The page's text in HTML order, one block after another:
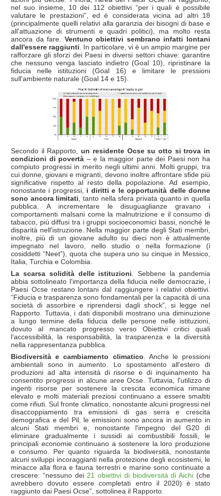
nel suo insieme, 10 dei 112 obiettivi “per i quali è possibile
valutare le prestazioni”, ed è considerata vicina ad altri 18
(principalmente quelli relativi alla garanzia dei bisogni di base e
all'attuazione di strumenti e quadri politici), ma molto resta
ancora da fare. Ventuno obiettivi sembrano infatti lontani
dall'essere raggiunti . In particolare, vi è un ampio margine per
rafforzare gli sforzi dei Paesi in diversi settori chiave: garantire
che nessuno venga lasciato indietro (Goal 10), ripristinare la
fiducia nelle istituzioni (Goal 16) e limitare le pressioni
sull'ambiente naturale (Goal 14 e 15).
Secondo il Rapporto,un residente Ocse su otto si trova in
condizioni di povertà – e la maggior parte dei Paesi non ha
compiuto progressi in merito negli ultimi anni. Molti gruppi, tra
cui donne, giovani e migranti, devono inoltre affrontare sfide più
significative rispetto al resto della popolazione. Ad esempio,
nonostante i progressi, i diritti e le opportunità delle donne
sono ancora limitati , tanto nella sfera privata quanto in quella
pubblica. A incrementare le disuguaglianze gravano i
comportamenti malsani come la malnutrizione e il consumo di
tabacco, più diffusi tra i gruppi socioeconomici bassi, nonché le
disparità nell'istruzione. Nella maggior parte degli Stati membri,
inoltre, più di un giovane adulto su dieci non è attualmente
impegnato nel lavoro, nello studio o nella formazione (i
cosiddetti “Neet”), quota che supera uno su cinque in Messico,
Italia, Turchia e Colombia.
La scarsa solidità delle istituzioni . Sebbene la pandemia
abbia sottolineato l'importanza della fiducia nelle democrazie, i
Paesi Ocse restano lontani dal raggiungere i relativi obiettivi.
“Fiducia e trasparenza sono fondamentali per la capacità di una
società di assorbire e riprendersi dagli shock”, si legge nel
Rapporto. Tuttavia, i dati disponibili mostrano una diminuzione
a lungo termine della fiducia delle persone nelle istituzioni,
dovuto al mancato progresso verso Obiettivi critici quali
l’accessibilità, la responsabilità, la trasparenza e la diversità
nella rappresentanza pubblica.
Biodiversità e cambiamento climatico . Anche le pressioni
ambientali sono in aumento. Lo spostamento all'estero di
produzioni ad alta intensità di risorse e di inquinamento ha
consentito progressi in alcune aree Ocse. Tuttavia, l'utilizzo di
ingenti risorse per sostenere la crescita economica rimane
elevato e molti materiali preziosi continuano a essere smaltiti
come rifiuti. Sul fronte climatico, nonostante alcuni progressi nel
disaccoppiamento tra emissioni di gas serra e crescita
demografica e del Pil, le emissioni sono ancora in aumento in
alcuni Stati membri e, nonostante l'impegno del G20 di
eliminare gradualmente i sussidi ai combustibili fossili, le
principali economie continuano a sostenere la loro produzione
e consumo. Per quanto riguarda la biodiversità, nonostante
alcuni sviluppi incoraggianti nella protezione degli ecosistemi, le
minacce alla flora e fauna terrestri e marine sono continuate a
crescere: “nessuno dei 21 obiettivi di biodiversità di Aichi (che
avrebbero dovuto essere completati entro il 2020) è stato
raggiunto dai Paesi Ocse”, sottolinea il Rapporto.